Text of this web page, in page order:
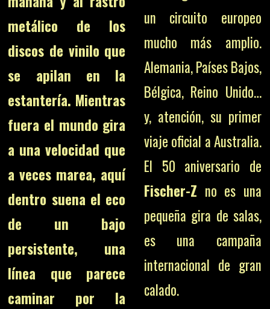
metálico de los
discos de vinilo que
se apilan en la
estantería. Mientras
fuera el mundo gira
a una velocidad que
a veces marea, aquí
dentro suena el eco
de un bajo
persistente, una
línea que parece
caminar por la
un circuito europeo
mucho más amplio.
Alemania, Países Bajos,
Bélgica, Reino Unido…
y, atención, su primer
viaje oficial a Australia.
El 50 aniversario de
Fischer-Z no es una
pequeña gira de salas,
es una campaña
internacional de gran
calado.